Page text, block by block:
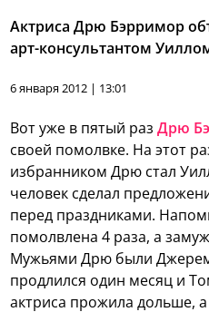
Актриса Дрю Бэрримор
арт-консультантом
6 января 2012 | 13:01
Вот уже в пятый разДрю
своей помолвке. На этот
избранником Дрю стал
человек сделал
перед праздниками.
помолвлена 4 раза, а
Мужьями Дрю были
продлился один месяц и
актриса прожила дольше,